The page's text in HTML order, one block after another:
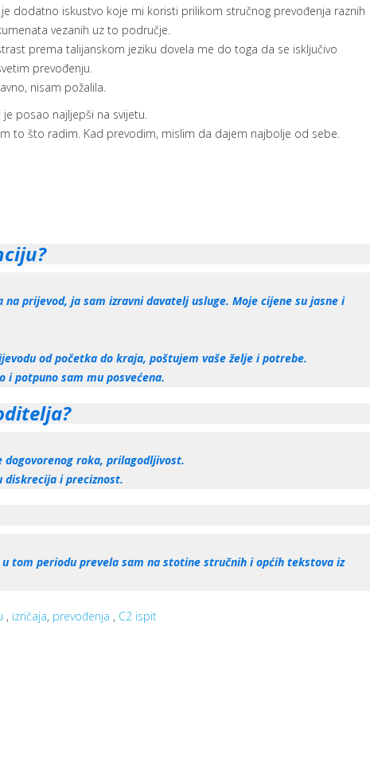
dodatno iskustvo koje mi koristi prilikom stručnog prevođenja raznih
vezanih uz to područje.
prema talijanskom jeziku dovela me do toga da se isključivo
prevođenju.
nisam požalila.
je posao najljepši na svijetu.
to što radim. Kad prevodim, mislim da dajem najbolje od sebe.
prijevod, ja sam izravni davatelj usluge. Moje cijene su jasne i
od početka do kraja, poštujem vaše želje i potrebe.
i potpuno sam mu posvećena.
dogovorenog roka, prilagodljivost.
diskrecija i preciznost.
tom periodu prevela sam na stotine stručnih i općih tekstova iz
, izričaja, prevođenja , C2 ispit